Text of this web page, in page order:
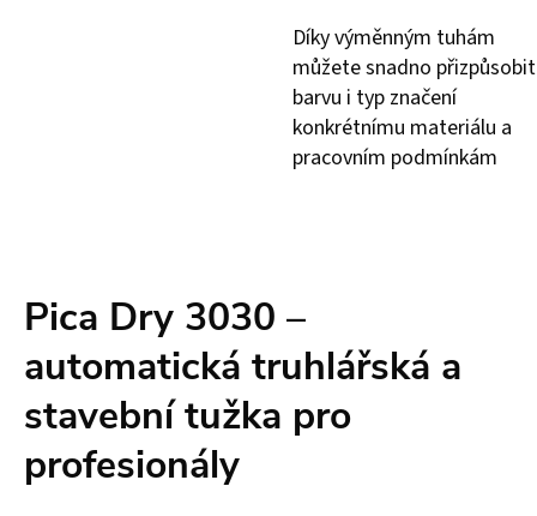
Díky výměnným tuhám
můžete snadno přizpůsobit
barvu i typ značení
konkrétnímu materiálu a
pracovním podmínkám
Pica Dry 3030 –
automatická truhlářská a
stavební tužka pro
profesionály